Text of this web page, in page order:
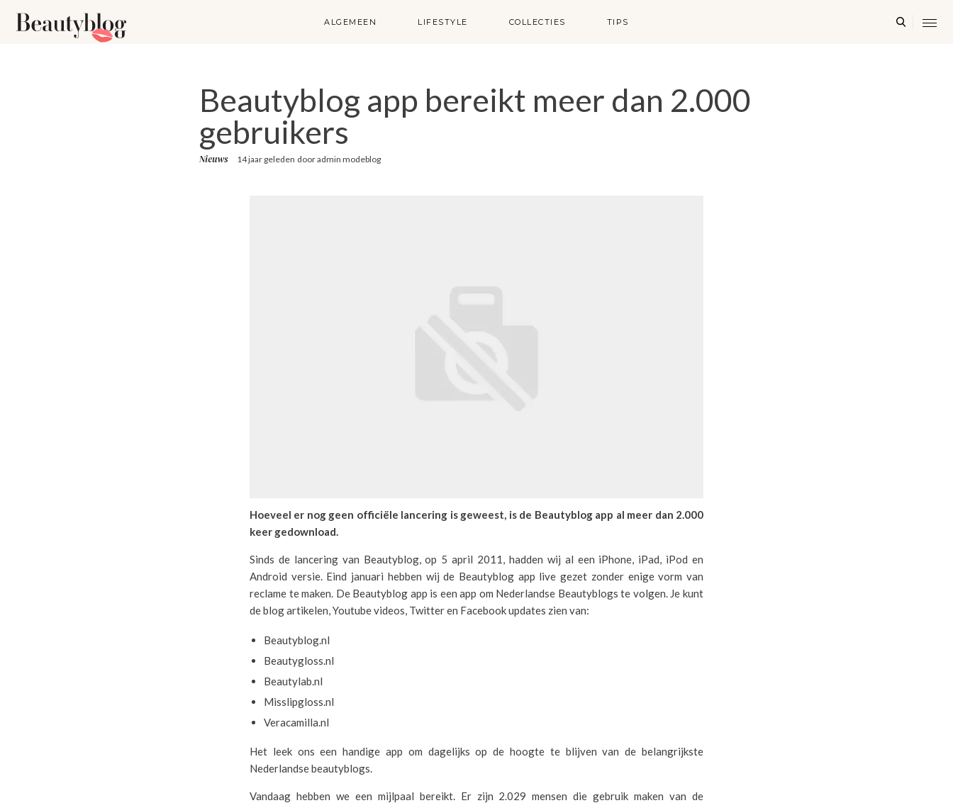
ALGEMEEN LIFESTYLE COLLECTIES TIPS
Beautyblog app bereikt meer dan 2.000
gebruikers
Nieuws 14 jaar geleden dooradmin modeblog
Hoeveel er nog geen officiële lancering is geweest, is de Beautyblog app al meer dan 2.000
keer gedownload.
Sinds de lancering van Beautyblog, op 5 april 2011, hadden wij al een iPhone, iPad, iPod en
Android versie. Eind januari hebben wij de Beautyblog app live gezet zonder enige vorm van
reclame te maken. De Beautyblog app is een app om Nederlandse Beautyblogs te volgen. Je kunt
de blog artikelen, Youtube videos, Twitter en Facebook updates zien van:
Beautyblog.nl
Beautygloss.nl
Beautylab.nl
Misslipgloss.nl
Veracamilla.nl
Het leek ons een handige app om dagelijks op de hoogte te blijven van de belangrijkste
Nederlandse beautyblogs.
Vandaag hebben we een mijlpaal bereikt. Er zijn 2.029 mensen die gebruik maken van de